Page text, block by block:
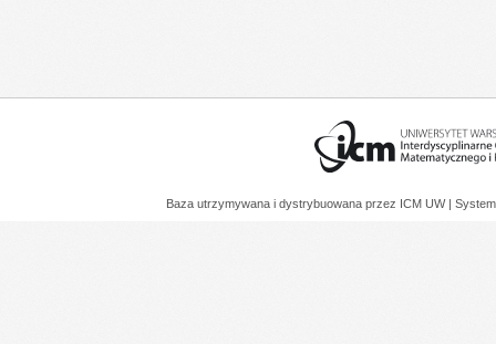
Baza utrzymywana i dystrybuowana przez ICM UW |